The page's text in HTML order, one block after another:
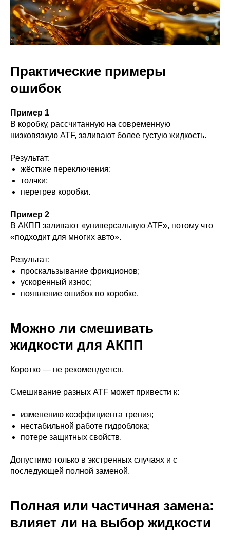
Практические примеры
ошибок
Пример 1
В коробку, рассчитанную на современную
низковязкую ATF, заливают более густую жидкость.
Результат:
жёсткие переключения;
толчки;
перегрев коробки.
Пример 2
В АКПП заливают «универсальную ATF», потому что
«подходит для многих авто».
Результат:
проскальзывание фрикционов;
ускоренный износ;
появление ошибок по коробке.
Можно ли смешивать
жидкости для АКПП
Коротко — не рекомендуется.
Смешивание разных ATF может привести к:
изменению коэффициента трения;
нестабильной работе гидроблока;
потере защитных свойств.
Допустимо только в экстренных случаях и с
последующей полной заменой.
Полная или частичная замена:
влияет ли на выбор жидкости